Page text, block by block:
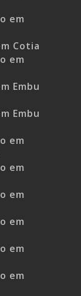
em
Cotia
em
Embu
Embu
em
em
em
em
em
em